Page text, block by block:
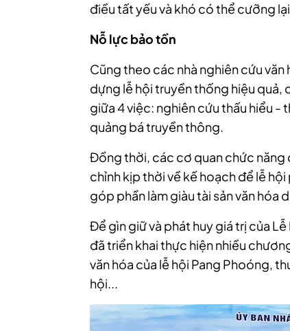
điều tất yếu và khó có thể cưỡng
Nỗ lực bảo tồn
Cũng theo các nhà nghiên cứu
dựng lễ hội truyền thống hiệu quả,
giữa 4 việc: nghiên cứu thấu hiểu -
quảng bá truyền thông.
Đồng thời, các cơ quan chức năng
chỉnh kịp thời về kế hoạch để lễ
góp phần làm giàu tài sản văn hóa
Để gìn giữ và phát huy giá trị của
đã triển khai thực hiện nhiều
văn hóa của lễ hội Pang Phoóng,
hội...